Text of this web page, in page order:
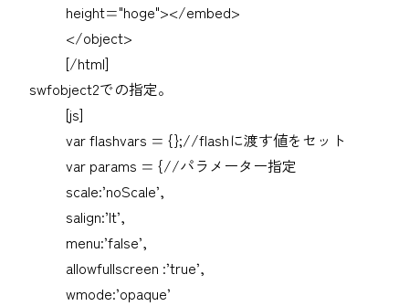
height="hoge"></embed>
</object>
[/html]
swfobject2での指定。
[js]
var flashvars = {};//flashに渡す値をセット
var params = {//パラメーター指定
scale:’noScale’,
salign:’lt’,
menu:’false’,
allowfullscreen :’true’,
wmode:’opaque’